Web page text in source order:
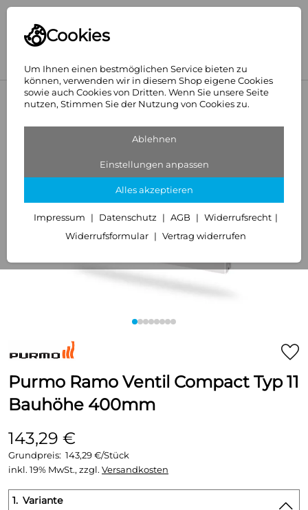
Cookies
Um Ihnen einen bestmöglichen Service bieten zu
können, verwenden wir in diesem Shop eigene Cookies
sowie auch Cookies von Dritten. Wenn Sie unsere Seite
nutzen, Stimmen Sie der Nutzung von Cookies zu.
Ablehnen
Einstellungen anpassen
Alles akzeptieren
Impressum Datenschutz AGB
Widerrufsrecht
Widerrufsformular
Vertrag widerrufen
Ventilheizkörper mit planebener Front
Purmo Ramo Ventil Compact Typ 11
Bauhöhe 400mm
143,29 €
Grundpreis: 143,29 €/Stück
inkl. 19% MwSt., zzgl. Versandkosten
1. Variante